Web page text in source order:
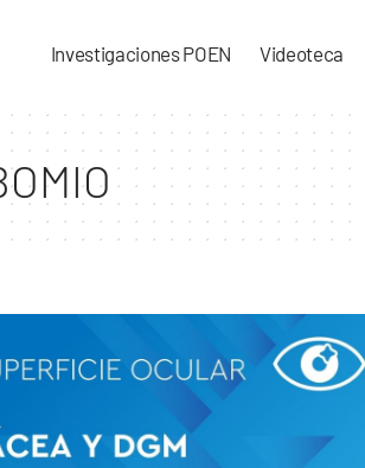
Investigaciones POEN Videoteca